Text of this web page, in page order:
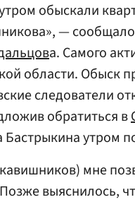
обыскали
—
а. Самого
области. Обыск
следователи
обратиться в
утром
мне
выяснилось,